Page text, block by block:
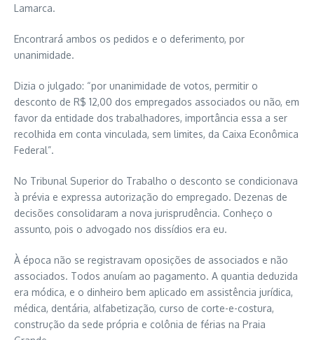
Lamarca.
Encontrará ambos os pedidos e o deferimento, por
unanimidade.
Dizia o julgado: “por unanimidade de votos, permitir o
desconto de R$ 12,00 dos empregados associados ou não, em
favor da entidade dos trabalhadores, importância essa a ser
recolhida em conta vinculada, sem limites, da Caixa Econômica
Federal”.
No Tribunal Superior do Trabalho o desconto se condicionava
à prévia e expressa autorização do empregado. Dezenas de
decisões consolidaram a nova jurisprudência. Conheço o
assunto, pois o advogado nos dissídios era eu.
À época não se registravam oposições de associados e não
associados. Todos anuíam ao pagamento. A quantia deduzida
era módica, e o dinheiro bem aplicado em assistência jurídica,
médica, dentária, alfabetização, curso de corte-e-costura,
construção da sede própria e colônia de férias na Praia